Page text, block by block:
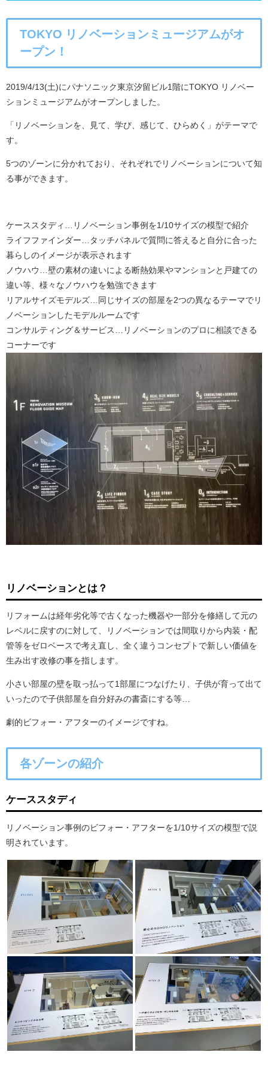
TOKYO リノベーションミュージアムがオ
ープン！
2019/4/13(土)にパナソニック東京汐留ビル1階にTOKYO リノベー
ションミュージアムがオープンしました。
「リノベーションを、見て、学び、感じて、ひらめく」がテーマで
す。
5つのゾーンに分かれており、それぞれでリノベーションについて知
る事ができます。
ケーススタディ…リノベーション事例を1/10サイズの模型で紹介
ライフファインダー…タッチパネルで質問に答えると自分に合った
暮らしのイメージが表示されます
ノウハウ…壁の素材の違いによる断熱効果やマンションと戸建ての
違い等、様々なノウハウを勉強できます
リアルサイズモデルズ…同じサイズの部屋を2つの異なるテーマでリ
ノベーションしたモデルルームです
コンサルティング＆サービス…リノベーションのプロに相談できる
コーナーです
リノベーションとは？
リフォームは経年劣化等で古くなった機器や一部分を修繕して元の
レベルに戻すのに対して、リノベーションでは間取りから内装・配
管等をゼロベースで考え直し、全く違うコンセプトで新しい価値を
生み出す改修の事を指します。
小さい部屋の壁を取っ払って1部屋につなげたり、子供が育って出て
いったので子供部屋を自分好みの書斎にする等…
劇的ビフォー・アフターのイメージですね。
各ゾーンの紹介
ケーススタディ
リノベーション事例のビフォー・アフターを1/10サイズの模型で説
明されています。